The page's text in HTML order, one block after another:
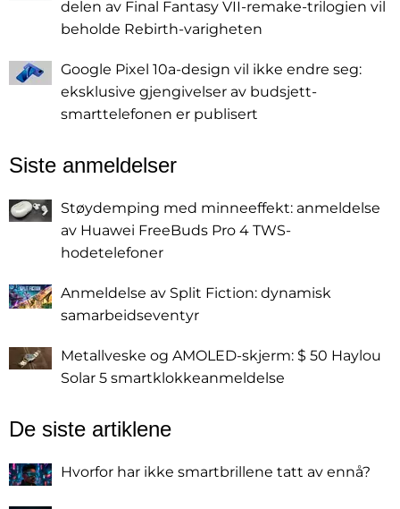
delen av Final Fantasy VII-remake-trilogien vil
beholde Rebirth-varigheten
Google Pixel 10a-design vil ikke endre seg:
eksklusive gjengivelser av budsjett-
smarttelefonen er publisert
Siste anmeldelser
Støydemping med minneeffekt: anmeldelse
av Huawei FreeBuds Pro 4 TWS-
hodetelefoner
Anmeldelse av Split Fiction: dynamisk
samarbeidseventyr
Metallveske og AMOLED-skjerm: $ 50 Haylou
Solar 5 smartklokkeanmeldelse
De siste artiklene
Hvorfor har ikke smartbrillene tatt av ennå?